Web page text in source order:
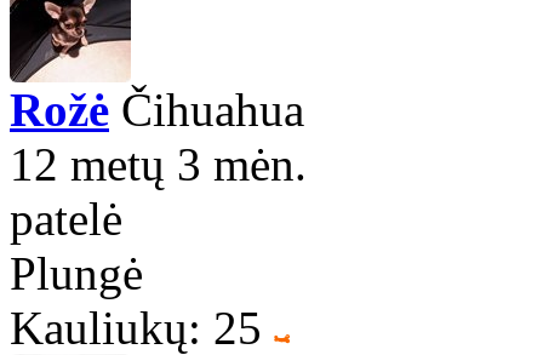
Rožė Čihuahua
12 metų 3 mėn.
patelė
Plungė
Kauliukų: 25